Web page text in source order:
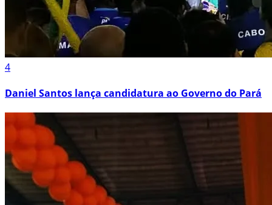
4
Daniel Santos lança candidatura ao Governo do Pará